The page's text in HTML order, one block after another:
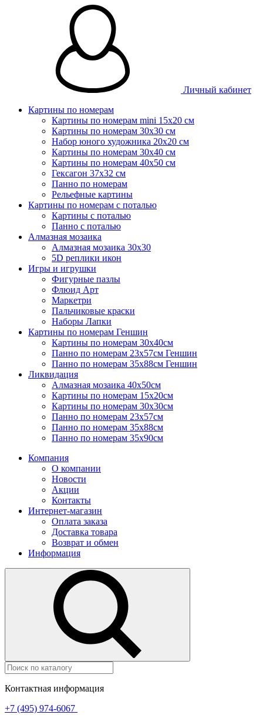
Личный кабинет
Картины по номерам
Картины по номерам mini 15х20 см
Картины по номерам 30x30 см
Набор юного художника 20х20 см
Картины по номерам 30х40 см
Картины по номерам 40х50 см
Гексагон 37х32 см
Панно по номерам
Рельефные картины
Картины по номерам с поталью
Картины с поталью
Панно с поталью
Алмазная мозаика
Алмазная мозаика 30х30
5D реплики икон
Игры и игрушки
Фигурные пазлы
Флюид Арт
Маркетри
Пальчиковые краски
Наборы Лапки
Картины по номерам Геншин
Картины по номерам 30х40см
Панно по номерам 23х57см Геншин
Панно по номерам 35х88см Геншин
Ликвидация
Алмазная мозаика 40х50см
Картины по номерам 15х20см
Картины по номерам 30х30см
Панно по номерам 23х57см
Панно по номерам 35х88см
Панно по номерам 35х90см
Компания
О компании
Новости
Акции
Контакты
Интернет-магазин
Оплата заказа
Доставка товара
Возврат и обмен
Информация
Контактная информация
+7 (495) 974-6067